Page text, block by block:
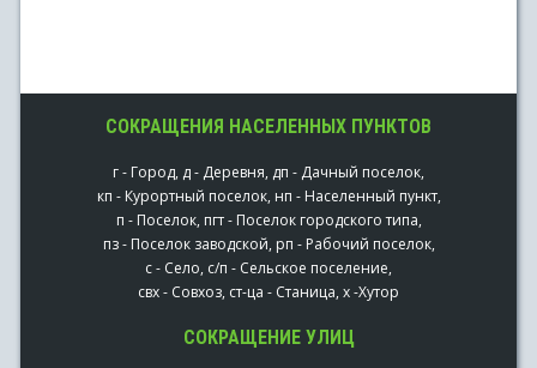
СОКРАЩЕНИЯ НАСЕЛЕННЫХ ПУНКТОВ
г - Город, д - Деревня, дп - Дачный поселок,
кп - Курортный поселок, нп - Населенный пункт,
п - Поселок, пгт - Поселок городского типа,
пз - Поселок заводской, рп - Рабочий поселок,
с - Село, с/п - Сельское поселение,
свх - Совхоз, ст-ца - Станица, х -Хутор
СОКРАЩЕНИЕ УЛИЦ